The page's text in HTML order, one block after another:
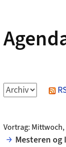
Vortrag: Mittwoch,
Mesteren